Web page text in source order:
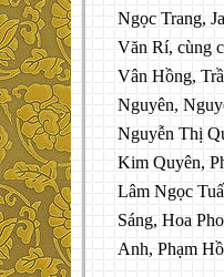
Ngọc Trang,
Văn Rí, cùng
Vân Hồng,
Nguyên,
Nguyễn Thị
Kim Quyên,
Lâm Ngọc
Sáng, Hoa
Anh, Phạm